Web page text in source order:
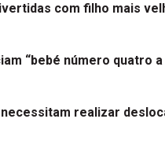
com filho mais
“bebé número quatro a
realizar